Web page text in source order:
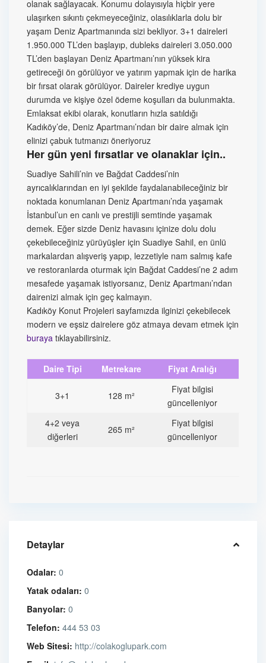
olanak sağlayacak. Konumu dolayısıyla hiçbir yere
ulaşırken sıkıntı çekmeyeceğiniz, olasılıklarla dolu bir
yaşam Deniz Apartmanında sizi bekliyor. 3+1 daireleri
1.950.000 TL’den başlayıp, dubleks daireleri 3.050.000
TL’den başlayan Deniz Apartmanı’nın yüksek kira
getireceği ön görülüyor ve yatırım yapmak için de harika
bir fırsat olarak görülüyor. Daireler krediye uygun
durumda ve kişiye özel ödeme koşulları da bulunmakta.
Emlaksat ekibi olarak, konutların hızla satıldığı
Kadıköy’de, Deniz Apartmanı’ndan bir daire almak için
elinizi çabuk tutmanızı öneriyoruz
Her gün yeni fırsatlar ve olanaklar için..
Suadiye Sahili’nin ve Bağdat Caddesi’nin
ayrıcalıklarından en iyi şekilde faydalanabileceğiniz bir
noktada konumlanan Deniz Apartmanı’nda yaşamak
İstanbul’un en canlı ve prestijli semtinde yaşamak
demek. Eğer sizde Deniz havasını içinize dolu dolu
çekebileceğiniz yürüyüşler için Suadiye Sahil, en ünlü
markalardan alışveriş yapıp, lezzetiyle nam salmış kafe
ve restoranlarda oturmak için Bağdat Caddesi’ne 2 adım
mesafede yaşamak istiyorsanız, Deniz Apartmanı’ndan
dairenizi almak için geç kalmayın.
Kadıköy Konut Projeleri sayfamızda ilginizi çekebilecek
modern ve eşsiz dairelere göz atmaya devam etmek için
buraya tıklayabilirsiniz.
Daire Tipi Metrekare Fiyat Aralığı
3+1 128 m²
Fiyat bilgisi
güncelleniyor
4+2 veya
diğerleri
265 m²
Fiyat bilgisi
güncelleniyor
Detaylar
Odalar: 0
Yatak odaları: 0
Banyolar: 0
Telefon: 444 53 03
Web Sitesi: http://colakoglupark.com